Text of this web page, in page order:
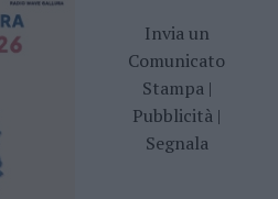
Invia un
Comunicato
Stampa|
Pubblicità |
Segnala